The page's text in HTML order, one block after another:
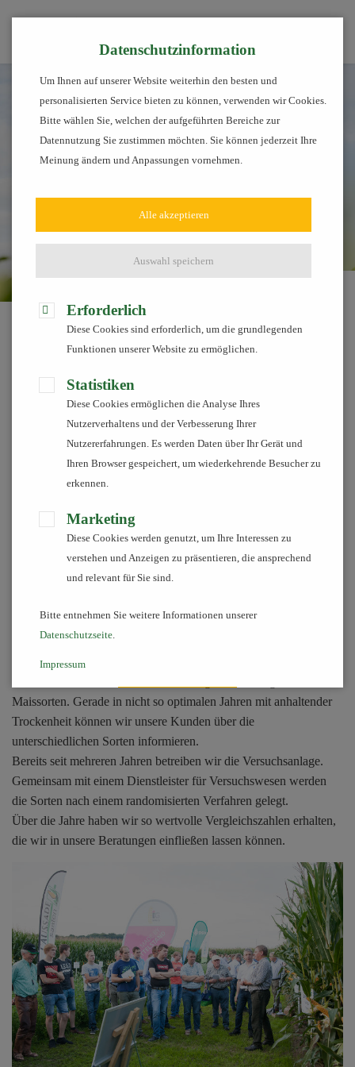
Pflanzenbau – Blick nach vorn
Jede Kultur hat ihre eigenen Ansprüche. Um diese Ansprüche
unter den unterschiedlichsten Gegebenheiten und Umständen zu
erkennen und zu verstehen, betreiben wir ständig Feldversuche.
So lassen sich Ihre Fragen von morgen nach Sorte, Düngung,
Pflanzenschutz und Anbautechnik durch unsere
legen wir besonderen Wert auf die Praxis. So lassen sich unsere
Erkenntnisse auf ihren Betrieb umsetzen.
Es ist inzwischen schon Tradition, dass wir am letzten Dienstag
im August zu einen Maisfeldtag auf der Versuchsfläche von
Bernhard Imsieke in Damme einladen. Jedes Jahr informieren sich
Maissorten. Gerade in nicht so optimalen Jahren mit anhaltender
Trockenheit können wir unsere Kunden über die
unterschiedlichen Sorten informieren.
Bereits seit mehreren Jahren betreiben wir die Versuchsanlage.
Gemeinsam mit einem Dienstleister für Versuchswesen werden
die Sorten nach einem randomisierten Verfahren gelegt.
Über die Jahre haben wir so wertvolle Vergleichszahlen erhalten,
die wir in unsere Beratungen einfließen lassen können.
Datenschutzinformation
Um Ihnen auf unserer Website weiterhin den besten und
personalisierten Service bieten zu können, verwenden wir Cookies.
Bitte wählen Sie, welchen der aufgeführten Bereiche zur
Datennutzung Sie zustimmen möchten. Sie können jederzeit Ihre
Meinung ändern und Anpassungen vornehmen.
Alle akzeptieren
Auswahl speichern
Erforderlich
Diese Cookies sind erforderlich, um die grundlegenden
Funktionen unserer Website zu ermöglichen.
Statistiken
Diese Cookies ermöglichen die Analyse Ihres
Nutzerverhaltens und der Verbesserung Ihrer
Nutzererfahrungen. Es werden Daten über Ihr Gerät und
Ihren Browser gespeichert, um wiederkehrende Besucher zu
erkennen.
Marketing
Diese Cookies werden genutzt, um Ihre Interessen zu
verstehen und Anzeigen zu präsentieren, die ansprechend
und relevant für Sie sind.
Bitte entnehmen Sie weitere Informationen unserer
Datenschutzseite.
Impressum